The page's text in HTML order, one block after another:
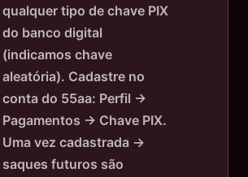
qualquer tipo de chave PIX
do banco digital
(indicamos chave
aleatória). Cadastre no
conta do 55aa: Perfil →
Pagamentos → Chave PIX.
Uma vez cadastrada →
saques futuros são